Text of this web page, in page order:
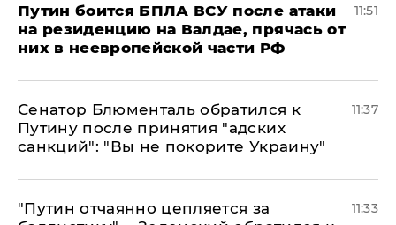
Путин боится БПЛА ВСУ после атаки
на резиденцию на Валдае, прячась от
них в неевропейской части РФ
11:51
Сенатор Блюменталь обратился к
Путину после принятия "адских
санкций": "Вы не покорите Украину"
11:37
"Путин отчаянно цепляется за
11:33